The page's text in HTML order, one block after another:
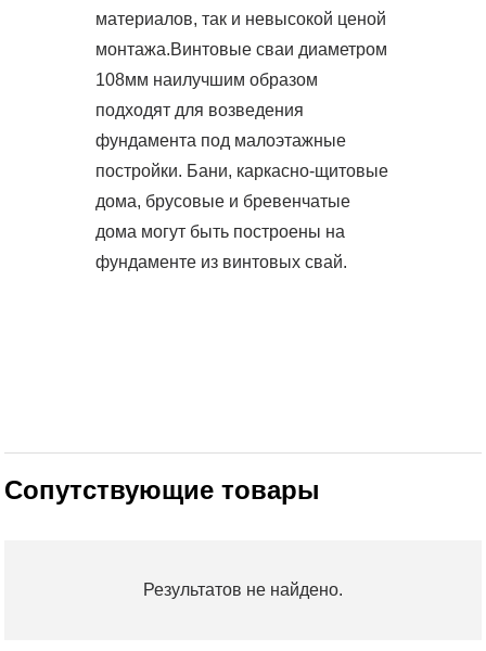
материалов, так и невысокой ценой
монтажа.Винтовые сваи диаметром
108мм наилучшим образом
подходят для возведения
фундамента под малоэтажные
постройки. Бани, каркасно-щитовые
дома, брусовые и бревенчатые
дома могут быть построены на
фундаменте из винтовых свай.
Сопутствующие товары
Результатов не найдено.